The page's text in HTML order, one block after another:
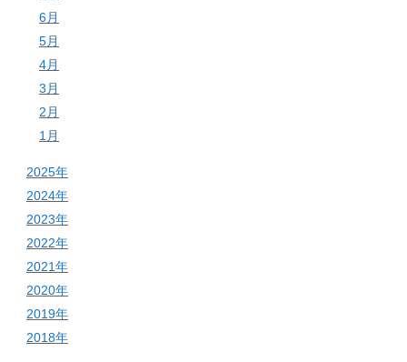
6月
5月
4月
3月
2月
1月
2025年
2024年
2023年
2022年
2021年
2020年
2019年
2018年